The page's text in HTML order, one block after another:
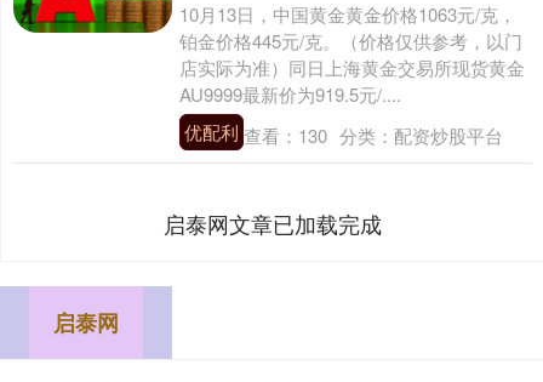
10月13日，中国黄金黄金价格1063元/克，
铂金价格445元/克。（价格仅供参考，以门
店实际为准）同日上海黄金交易所现货黄金
AU9999最新价为919.5元/....
优配利 查看： 130 分类： 配资炒股平台
启泰网文章已加载完成
启泰网